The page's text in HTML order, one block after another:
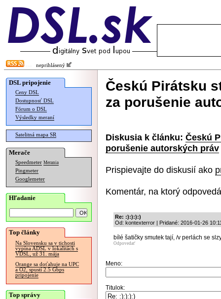
neprihlásený
DSL pripojenie
Ceny DSL
Dostupnosť DSL
Fórum o DSL
Výsledky meraní
Satelitná mapa SR
Merače
Speedmeter Merania
Pingmeter
Googlemeter
Hľadanie
Top články
Na Slovensku sa v tichosti
vypína ADSL v lokalitách s
VDSL, už 31. mája
Orange sa doťahuje na UPC
a O2, spustí 2.5 Gbps
pripojenie
Top správy
Českú Pirátsku
za porušenie
Diskusia k článku: Českú
porušenie autorských práv
Prispievajte do diskusií ako
Komentár, na ktorý
Re: :):):):)
Od: kontexterror | Pridané: 2016-01-26
bílé šatičky smutek tají, /v perlách se
Odpovedať
Meno:
Titulok: